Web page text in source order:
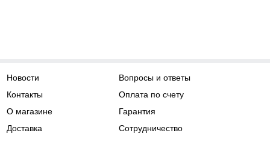
Новости
Контакты
О магазине
Доставка
Вопросы и ответы
Оплата по счету
Гарантия
Сотрудничество